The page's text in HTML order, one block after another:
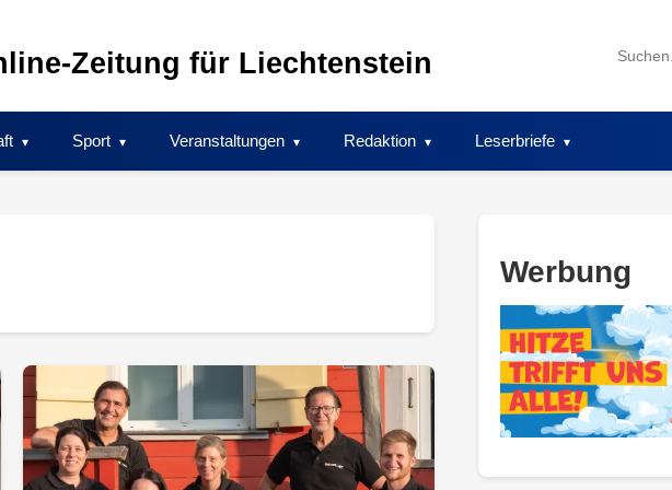
Zeitung für Liechtenstein
Search
Sport Veranstaltungen Redaktion Leserbriefe
Werbung